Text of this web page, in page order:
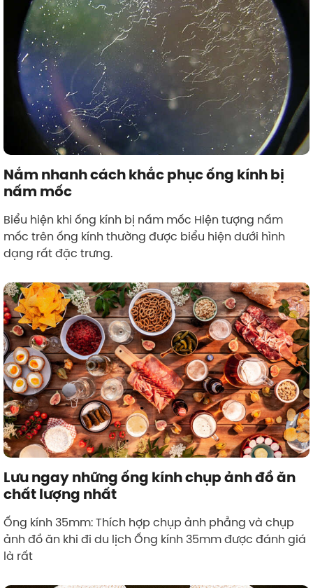
Nắm nhanh cách khắc phục ống kính bị
nấm mốc
Biểu hiện khi ống kính bị nấm mốc Hiện tượng nấm
mốc trên ống kính thường được biểu hiện dưới hình
dạng rất đặc trưng.
Lưu ngay những ống kính chụp ảnh đồ ăn
chất lượng nhất
Ống kính 35mm: Thích hợp chụp ảnh phẳng và chụp
ảnh đồ ăn khi đi du lịch Ống kính 35mm được đánh giá
là rất